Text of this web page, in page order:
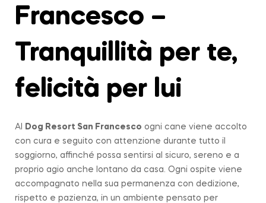
Francesco –
Tranquillità per te,
felicità per lui
Al Dog Resort San Francesco ogni cane viene accolto
con cura e seguito con attenzione durante tutto il
soggiorno, affinché possa sentirsi al sicuro, sereno e a
proprio agio anche lontano da casa. Ogni ospite viene
accompagnato nella sua permanenza con dedizione,
rispetto e pazienza, in un ambiente pensato per